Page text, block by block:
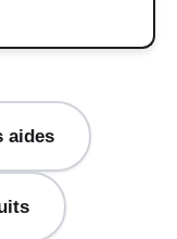
aides